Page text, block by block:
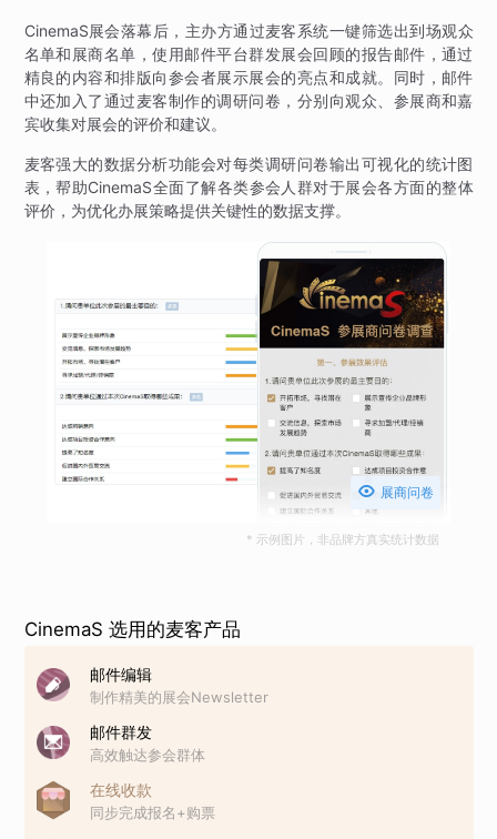
CinemaS展会落幕后，主办方通过麦客系统一键筛选出到场观众
名单和展商名单，使用邮件平台群发展会回顾的报告邮件，通过
精良的内容和排版向参会者展示展会的亮点和成就。同时，邮件
中还加入了通过麦客制作的调研问卷，分别向观众、参展商和嘉
宾收集对展会的评价和建议。
麦客强大的数据分析功能会对每类调研问卷输出可视化的统计图
表，帮助CinemaS全面了解各类参会人群对于展会各方面的整体
评价，为优化办展策略提供关键性的数据支撑。
 展商问卷
* 示例图片，非品牌方真实统计数据
CinemaS 选用的麦客产品
邮件编辑
制作精美的展会Newsletter
邮件群发
高效触达参会群体
在线收款
同步完成报名+购票